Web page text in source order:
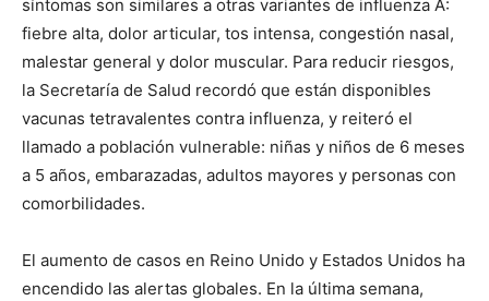
síntomas son similares a otras variantes de influenza A:
fiebre alta, dolor articular, tos intensa, congestión nasal,
malestar general y dolor muscular. Para reducir riesgos,
la Secretaría de Salud recordó que están disponibles
vacunas tetravalentes contra influenza, y reiteró el
llamado a población vulnerable: niñas y niños de 6 meses
a 5 años, embarazadas, adultos mayores y personas con
comorbilidades.
El aumento de casos en Reino Unido y Estados Unidos ha
encendido las alertas globales. En la última semana,